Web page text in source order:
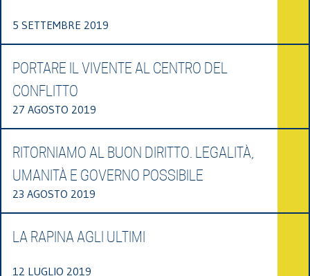
5 SETTEMBRE 2019
PORTARE IL VIVENTE AL CENTRO DEL
CONFLITTO
27 AGOSTO 2019
RITORNIAMO AL BUON DIRITTO. LEGALITÀ,
UMANITÀ E GOVERNO POSSIBILE
23 AGOSTO 2019
LA RAPINA AGLI ULTIMI
12 LUGLIO 2019